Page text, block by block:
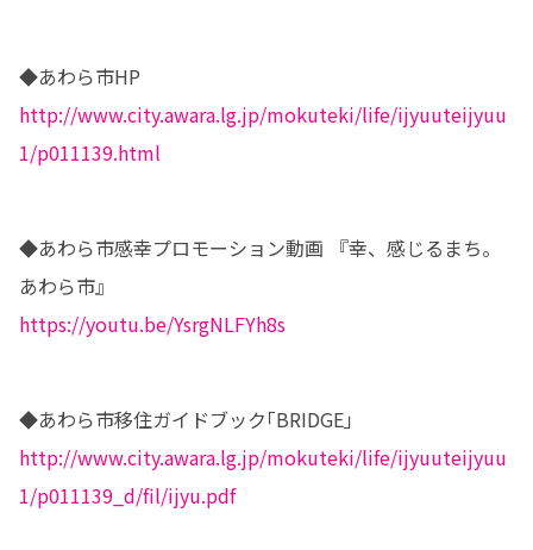
http://www.city.awara.lg.jp/mokuteki/life/ijyuuteijyuu
1/p011139.html
◆あわら市感幸プロモーション動画 『幸、感じるまち。
https://youtu.be/YsrgNLFYh8s
http://www.city.awara.lg.jp/mokuteki/life/ijyuuteijyuu
1/p011139_d/fil/ijyu.pdf